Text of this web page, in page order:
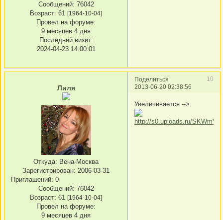
Сообщений: 76042
Возраст: 61 [1964-10-04]
Провел на форуме:
9 месяцев 4 дня
Последний визит:
2024-04-23 14:00:01
Поделиться
10
2013-06-20 02:38:56
Лиля
Откуда: Вена-Москва
Зарегистрирован: 2006-03-31
Приглашений: 0
Сообщений: 76042
Возраст: 61 [1964-10-04]
Провел на форуме:
9 месяцев 4 дня
Увеличивается -->